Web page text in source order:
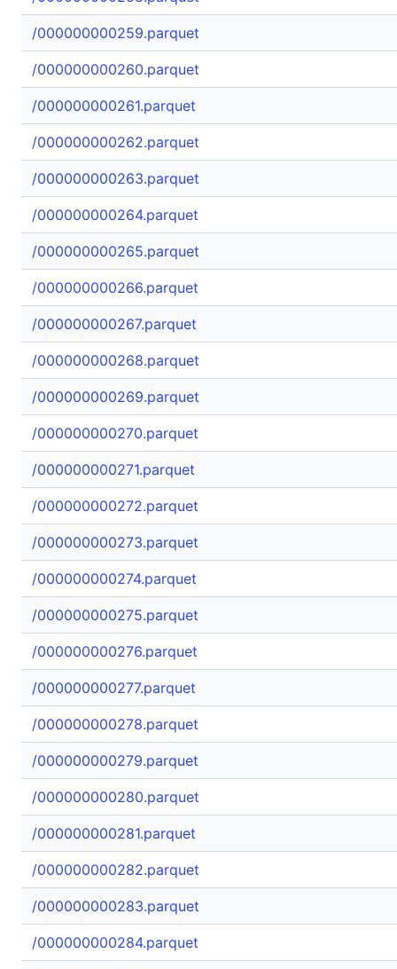
/000000000259.parquet
/000000000260.parquet
/000000000261.parquet
/000000000262.parquet
/000000000263.parquet
/000000000264.parquet
/000000000265.parquet
/000000000266.parquet
/000000000267.parquet
/000000000268.parquet
/000000000269.parquet
/000000000270.parquet
/000000000271.parquet
/000000000272.parquet
/000000000273.parquet
/000000000274.parquet
/000000000275.parquet
/000000000276.parquet
/000000000277.parquet
/000000000278.parquet
/000000000279.parquet
/000000000280.parquet
/000000000281.parquet
/000000000282.parquet
/000000000283.parquet
/000000000284.parquet